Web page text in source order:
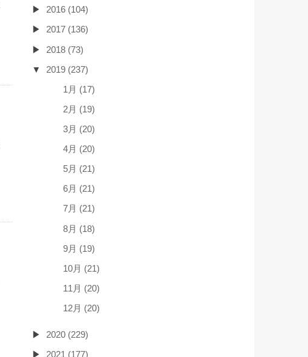
2016 (104)
2017 (136)
2018 (73)
2019 (237)
1月 (17)
2月 (19)
3月 (20)
4月 (20)
5月 (21)
6月 (21)
7月 (21)
8月 (18)
9月 (19)
10月 (21)
11月 (20)
12月 (20)
2020 (229)
2021 (177)